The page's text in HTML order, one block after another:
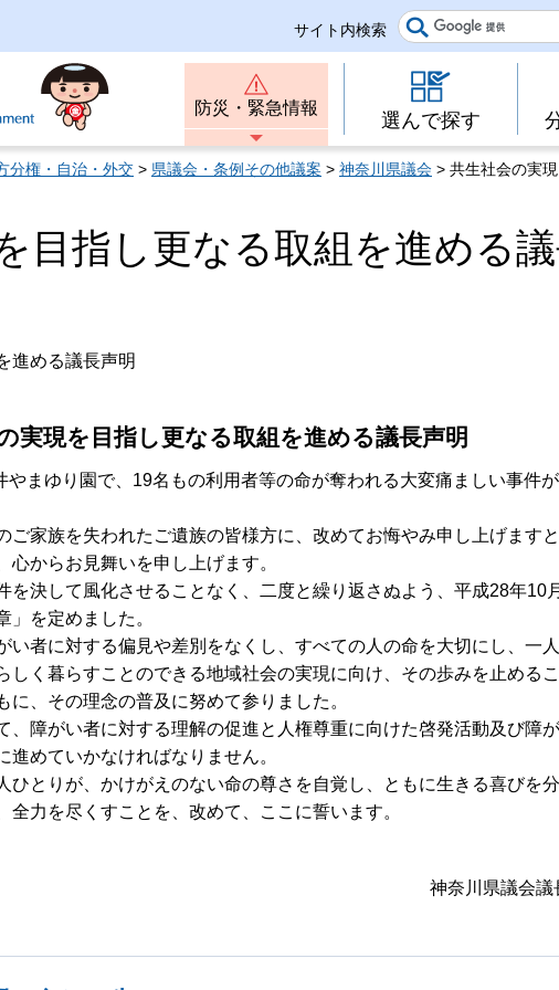
サイト内検索
防災・緊急情報
選んで探す
分権・自治・外交 > 県議会・条例その他議案 > 神奈川県議会 > 共生社会の実
目指し更なる取組を進める
進める議長声明
実現を目指し更なる取組を進める議長声明
まゆり園で、19名もの利用者等の命が奪われる大変痛ましい事件
家族を失われたご遺族の皆様方に、改めてお悔やみ申し上げます
からお見舞いを申し上げます。
決して風化させることなく、二度と繰り返さぬよう、平成28年10
」を定めました。
者に対する偏見や差別をなくし、すべての人の命を大切にし、一
しく暮らすことのできる地域社会の実現に向け、その歩みを止める
、その理念の普及に努めて参りました。
障がい者に対する理解の促進と人権尊重に向けた啓発活動及び障
めていかなければなりません。
とりが、かけがえのない命の尊さを自覚し、ともに生きる喜びを
力を尽くすことを、改めて、ここに誓います。
神奈川県議会